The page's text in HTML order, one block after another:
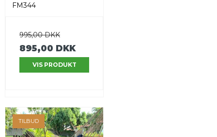
FM344
995,00 DKK
895,00 DKK
VIS PRODUKT
TILBUD